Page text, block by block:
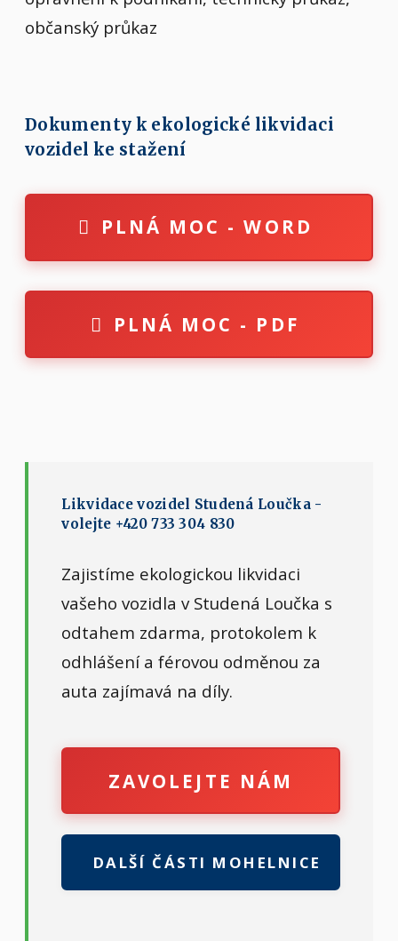
občanský průkaz
Dokumenty k ekologické likvidaci
vozidel ke stažení
PLNÁ MOC - WORD
PLNÁ MOC - PDF
Likvidace vozidel Studená Loučka -
volejte +420 733 304 830
Zajistíme ekologickou likvidaci
vašeho vozidla v Studená Loučka s
odtahem zdarma, protokolem k
odhlášení a férovou odměnou za
auta zajímavá na díly.
ZAVOLEJTE NÁM
DALŠÍ ČÁSTI MOHELNICE